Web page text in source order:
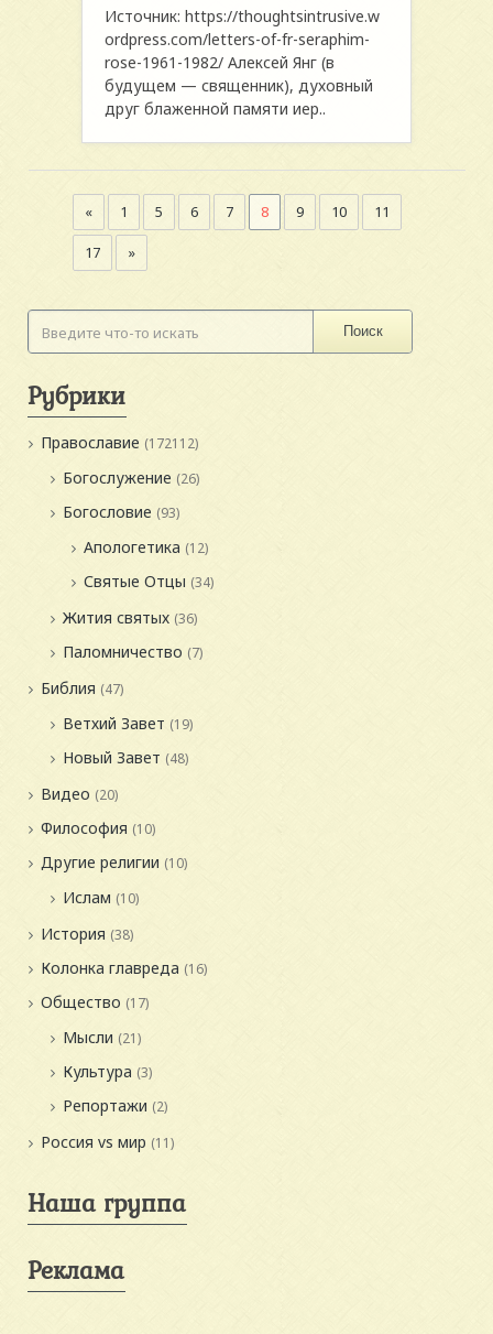
Источник: https://thoughtsintrusive.w
ordpress.com/letters-of-fr-seraphim-
rose-1961-1982/ Алексей Янг (в
будущем — священник), духовный
друг блаженной памяти иер..
« 1 5 6 7 8 9 10 11
17 »
Поиск
Рубрики
Православие (172112)
Богослужение (26)
Богословие (93)
Апологетика (12)
Святые Отцы (34)
Жития святых (36)
Паломничество (7)
Библия (47)
Ветхий Завет (19)
Новый Завет (48)
Видео (20)
Философия (10)
Другие религии (10)
Ислам (10)
История (38)
Колонка главреда (16)
Общество (17)
Мысли (21)
Культура (3)
Репортажи (2)
Россия vs мир (11)
Наша группа
Реклама